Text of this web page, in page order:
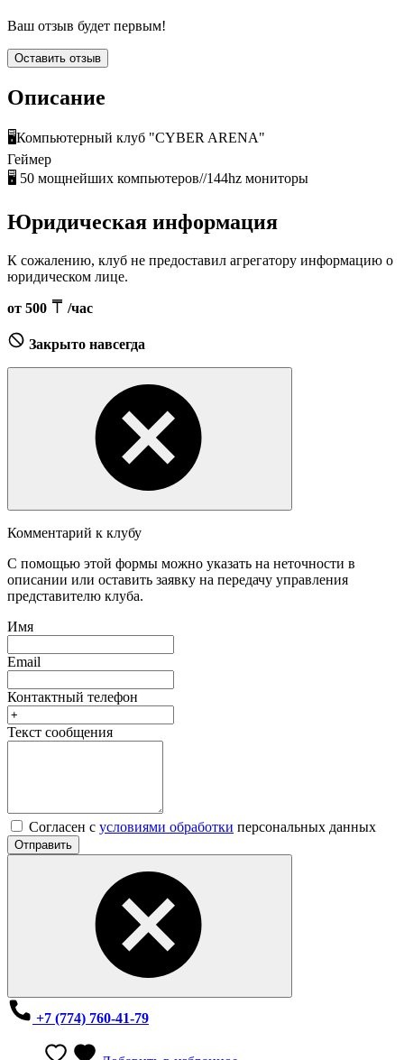
Ваш отзыв будет первым!
Оставить отзыв
Описание
🖥Компьютерный клуб "CYBER ARENA"
Геймер
🖥 50 мощнейших компьютеров//144hz мониторы
Юридическая информация
К сожалению, клуб не предоставил агрегатору информацию о
юридическом лице.
от 500 /час
Закрыто навсегда
Комментарий к клубу
С помощью этой формы можно указать на неточности в
описании или оставить заявку на передачу управления
представителю клуба.
Имя
Email
Контактный телефон
Текст сообщения
Согласен с условиями обработки персональных данных
Отправить
+7 (774) 760-41-79